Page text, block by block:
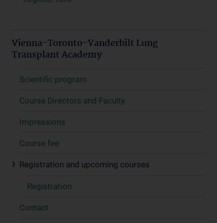
Vienna-Toronto-Vanderbilt Lung
Transplant Academy
Scientific program
Course Directors and Faculty
Impressions
Course fee
Registration and upcoming courses
Registration
Contact